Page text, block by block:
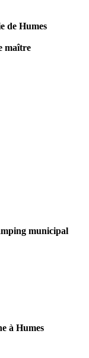
de Humes
maître
municipal
à Humes